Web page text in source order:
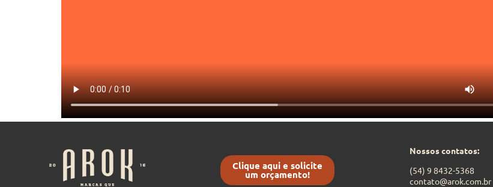
Clique aqui e solicite
um orçamento!
Nossos contatos:
(54) 9 8432-5368
contato@arok.com.br